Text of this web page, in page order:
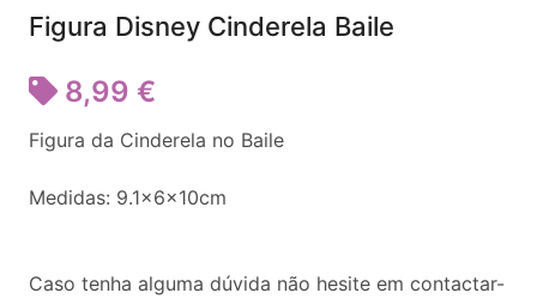
Figura Disney Cinderela Baile
8,99 €
Figura da Cinderela no Baile
Medidas: 9.1x6x10cm
Caso tenha alguma dúvida não hesite em contactar-